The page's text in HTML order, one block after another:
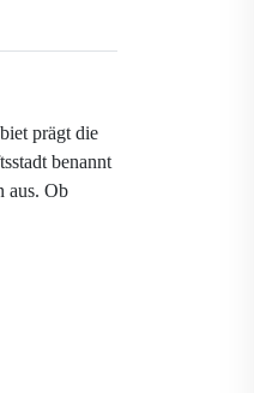
prägt die
benannt
aus. Ob